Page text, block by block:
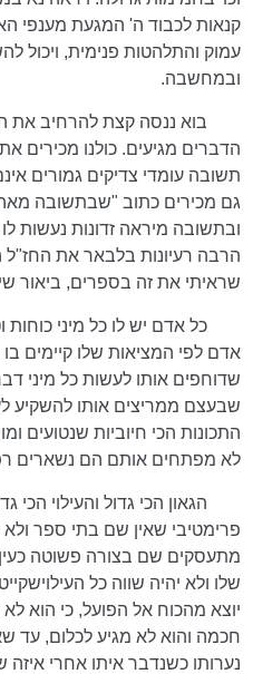
קנאות לכבוד ה' המגעת מענפי
עמוק והתלהטות פנימית, ויכול
ובמחשבה.
בוא ננסה קצת להרחיב את
הדברים מגיעים. כולנו מכירים
תשובה עומדי צדיקים גמורים
גם מכירים כתוב "שבתשובה
ובתשובה מיראה זדונות נעשות
הרבה רעיונות בלבאר את החז"ל
שראיתי את זה בספרים, ביאור
כל אדם יש לו כל מיני
אדם לפי המציאות שלו קיימים בו
שדוחפים אותו לעשות כל מיני
שבעצם ממריצים אותו להשקיע
התכונות הכי חיוביות שנטועים
לא מפתחים אותם הם נשארים
הגאון הכי גדול והעילוי הכי
פרימטיבי שאין שם בתי ספר
מתעסקים שם בצורה פשוטה
שלו ולא יהיה שווה כל
יוצא מהכוח אל הפועל, כי הוא
חכמה והוא לא מגיע לכלום, עד
נערותו כשנדבר איתו אחרי